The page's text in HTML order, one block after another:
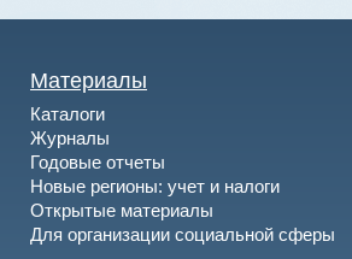
Материалы
Каталоги
Журналы
Годовые отчеты
Новые регионы: учет и налоги
Открытые материалы
Для организации социальной сферы